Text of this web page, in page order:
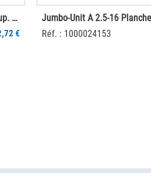
Jumbo-Unit A 2.5-14 Plancher Sup. SGR PS
€
Réf. : 1000024153